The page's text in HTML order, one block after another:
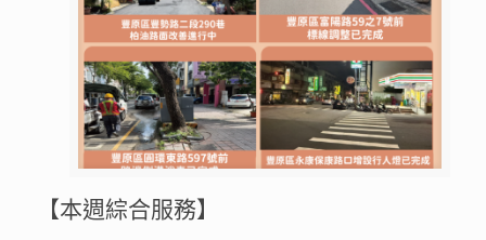
【本週綜合服務】